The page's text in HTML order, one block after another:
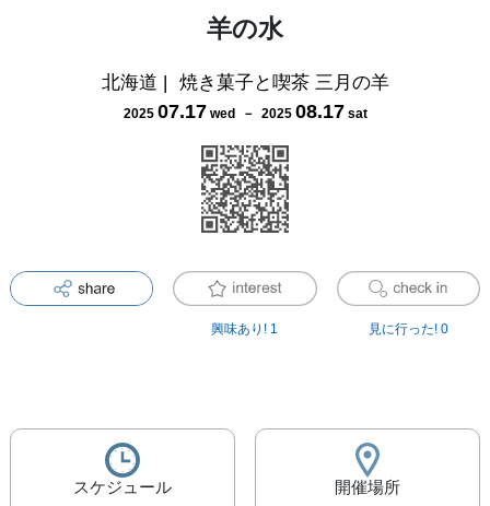
羊の水
北海道 | 焼き菓子と喫茶 三月の羊
2025 07.17 wed－ 2025 08.17 sat
興味あり! 1 見に行った! 0
スケジュール 開催場所